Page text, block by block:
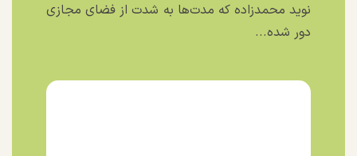
نوید محمدزاده که مدت‌ها به شدت از فضای مجازی
دور شده...